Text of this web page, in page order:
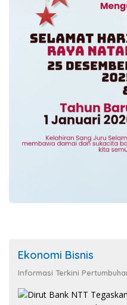
Ekonomi Bisnis
Informasi Terkini